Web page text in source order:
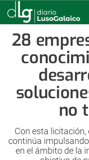
28
no
Con esta licitación,
continúa
en el ámbito de la